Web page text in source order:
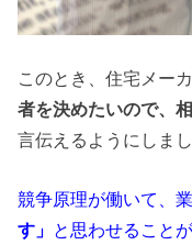
このとき、住宅メー
者を決めたいので、
言伝えるようにしまし
競争原理が働いて、
す」 と思わせること